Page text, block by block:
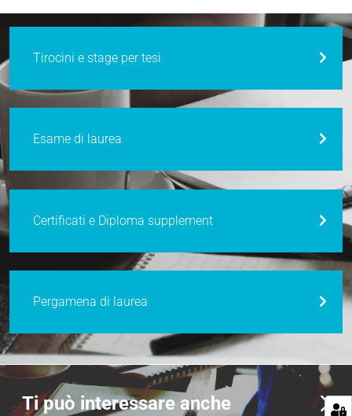
Tirocini e stage per tesi
Esame di laurea
Certificati e Diploma supplement
Pergamena di laurea
Ti può interessare anche